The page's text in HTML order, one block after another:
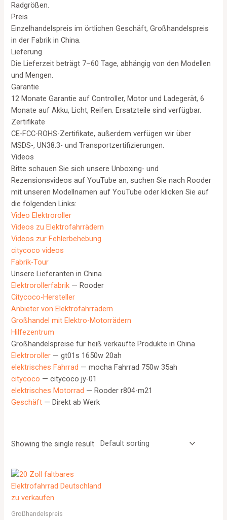
Radgrößen.
Preis
Einzelhandelspreis im örtlichen Geschäft, Großhandelspreis
in der Fabrik in China.
Lieferung
Die Lieferzeit beträgt 7–60 Tage, abhängig von den Modellen
und Mengen.
Garantie
12 Monate Garantie auf Controller, Motor und Ladegerät, 6
Monate auf Akku, Licht, Reifen. Ersatzteile sind verfügbar.
Zertifikate
CE-FCC-ROHS-Zertifikate, außerdem verfügen wir über
MSDS-, UN38.3- und Transportzertifizierungen.
Videos
Bitte schauen Sie sich unsere Unboxing- und
Rezensionsvideos auf YouTube an, suchen Sie nach Rooder
mit unseren Modellnamen auf YouTube oder klicken Sie auf
die folgenden Links:
Video Elektroroller
Videos zu Elektrofahrrädern
Videos zur Fehlerbehebung
citycoco videos
Fabrik-Tour
Unsere Lieferanten in China
Elektrorollerfabrik — Rooder
Citycoco-Hersteller
Anbieter von Elektrofahrrädern
Großhandel mit Elektro-Motorrädern
Hilfezentrum
Großhandelspreise für heiß verkaufte Produkte in China
Elektroroller — gt01s 1650w 20ah
elektrisches Fahrrad — mocha Fahrrad 750w 35ah
citycoco — citycoco jy-01
elektrisches Motorrad — Rooder r804-m21
Geschäft — Direkt ab Werk
Showing the single result
Großhandelspreis